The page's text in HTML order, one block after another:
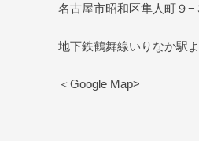
名古屋市昭和区隼人町９
地下鉄鶴舞線いりなか駅
＜Google Map>